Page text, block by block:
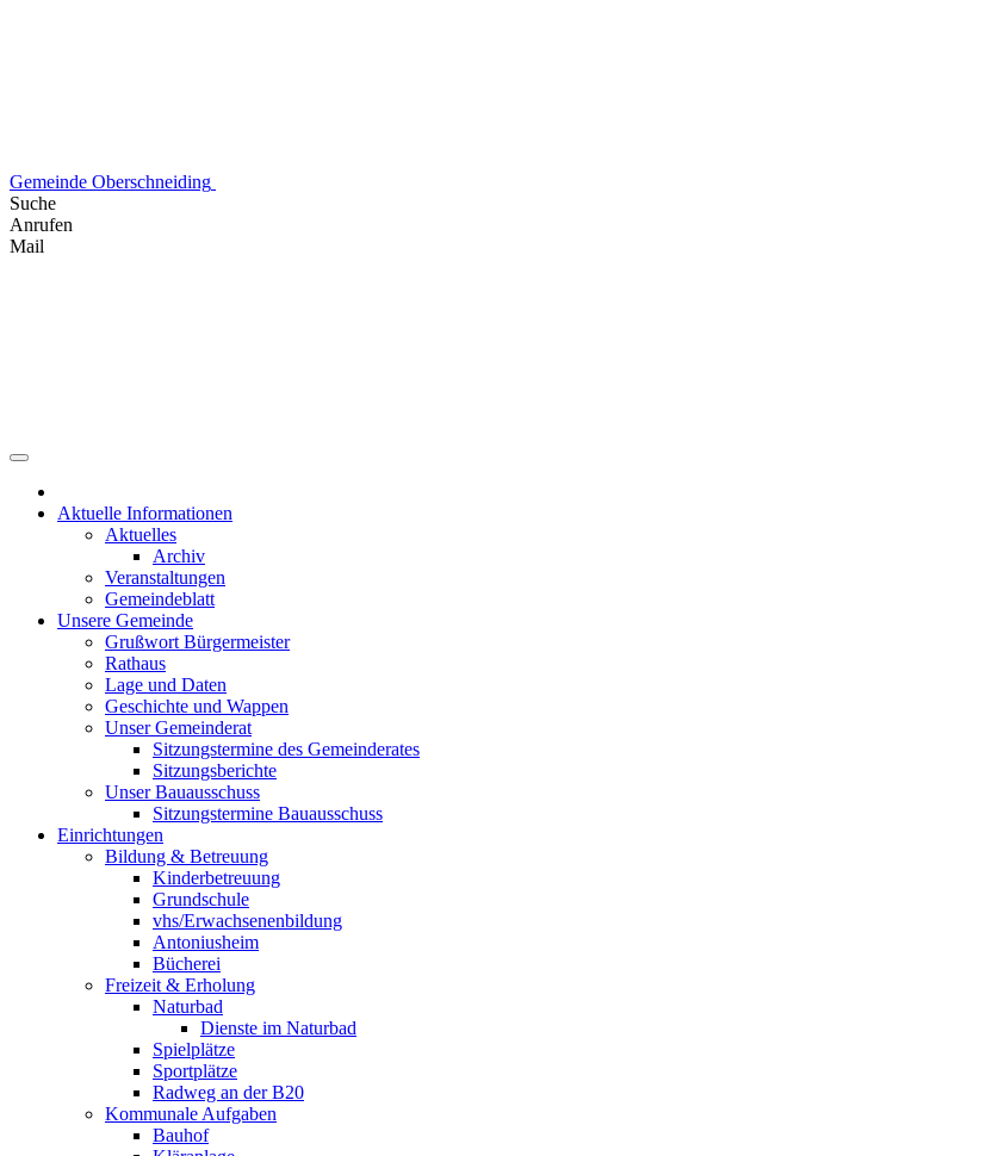
Gemeinde Oberschneiding
Suche
Anrufen
Mail
Aktuelle Informationen
Aktuelles
Archiv
Veranstaltungen
Gemeindeblatt
Unsere Gemeinde
Grußwort Bürgermeister
Rathaus
Lage und Daten
Geschichte und Wappen
Unser Gemeinderat
Sitzungstermine des Gemeinderates
Sitzungsberichte
Unser Bauausschuss
Sitzungstermine Bauausschuss
Einrichtungen
Bildung & Betreuung
Kinderbetreuung
Grundschule
vhs/Erwachsenenbildung
Antoniusheim
Bücherei
Freizeit & Erholung
Naturbad
Dienste im Naturbad
Spielplätze
Sportplätze
Radweg an der B20
Kommunale Aufgaben
Bauhof